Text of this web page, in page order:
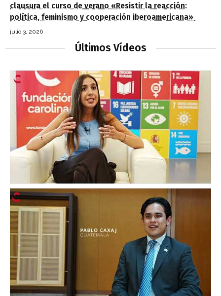
clausura el curso de verano «Resistir la reacción:
política, feminismo y cooperación iberoamericana»
julio 3, 2026
Últimos Vídeos